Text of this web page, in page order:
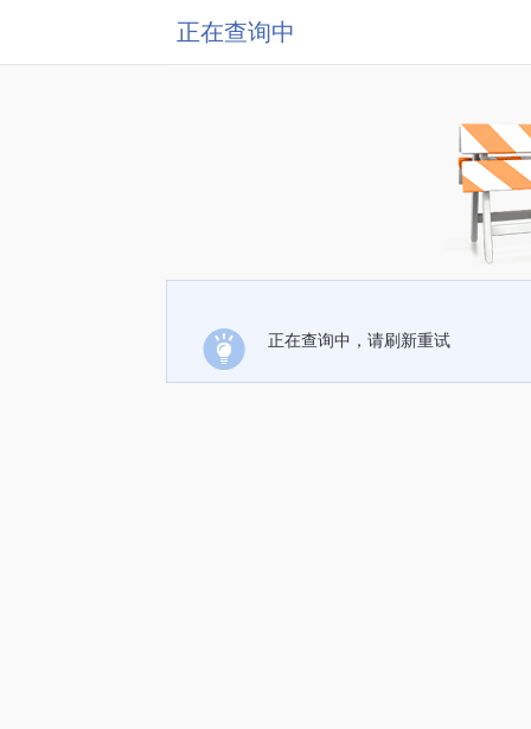
正在查询中
正在查询中，请刷新重试